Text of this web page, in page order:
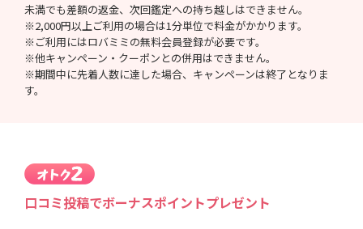
未満でも差額の返金、次回鑑定への持ち越しはできません。
※2,000円以上ご利用の場合は1分単位で料金がかかります。
※ご利用にはロバミミの無料会員登録が必要です。
※他キャンペーン・クーポンとの併用はできません。
※期間中に先着人数に達した場合、キャンペーンは終了となりま
す。
口コミ投稿でボーナスポイントプレゼント